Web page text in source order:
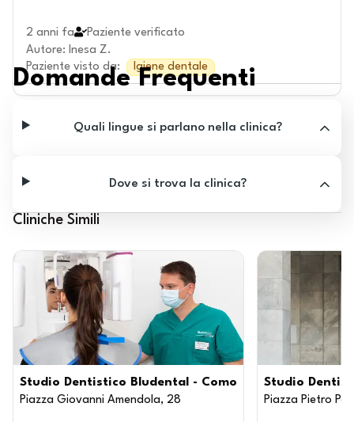
2 anni fa
Paziente verificato
Autore: Inesa Z.
Paziente visto da: Igiene dentale
Domande Frequenti
Quali lingue si parlano nella clinica?
Dove si trova la clinica?
Cliniche Simili
Studio Dentistico Bludental - Como
Piazza Giovanni Amendola, 28
Studio
Piazza Pietro